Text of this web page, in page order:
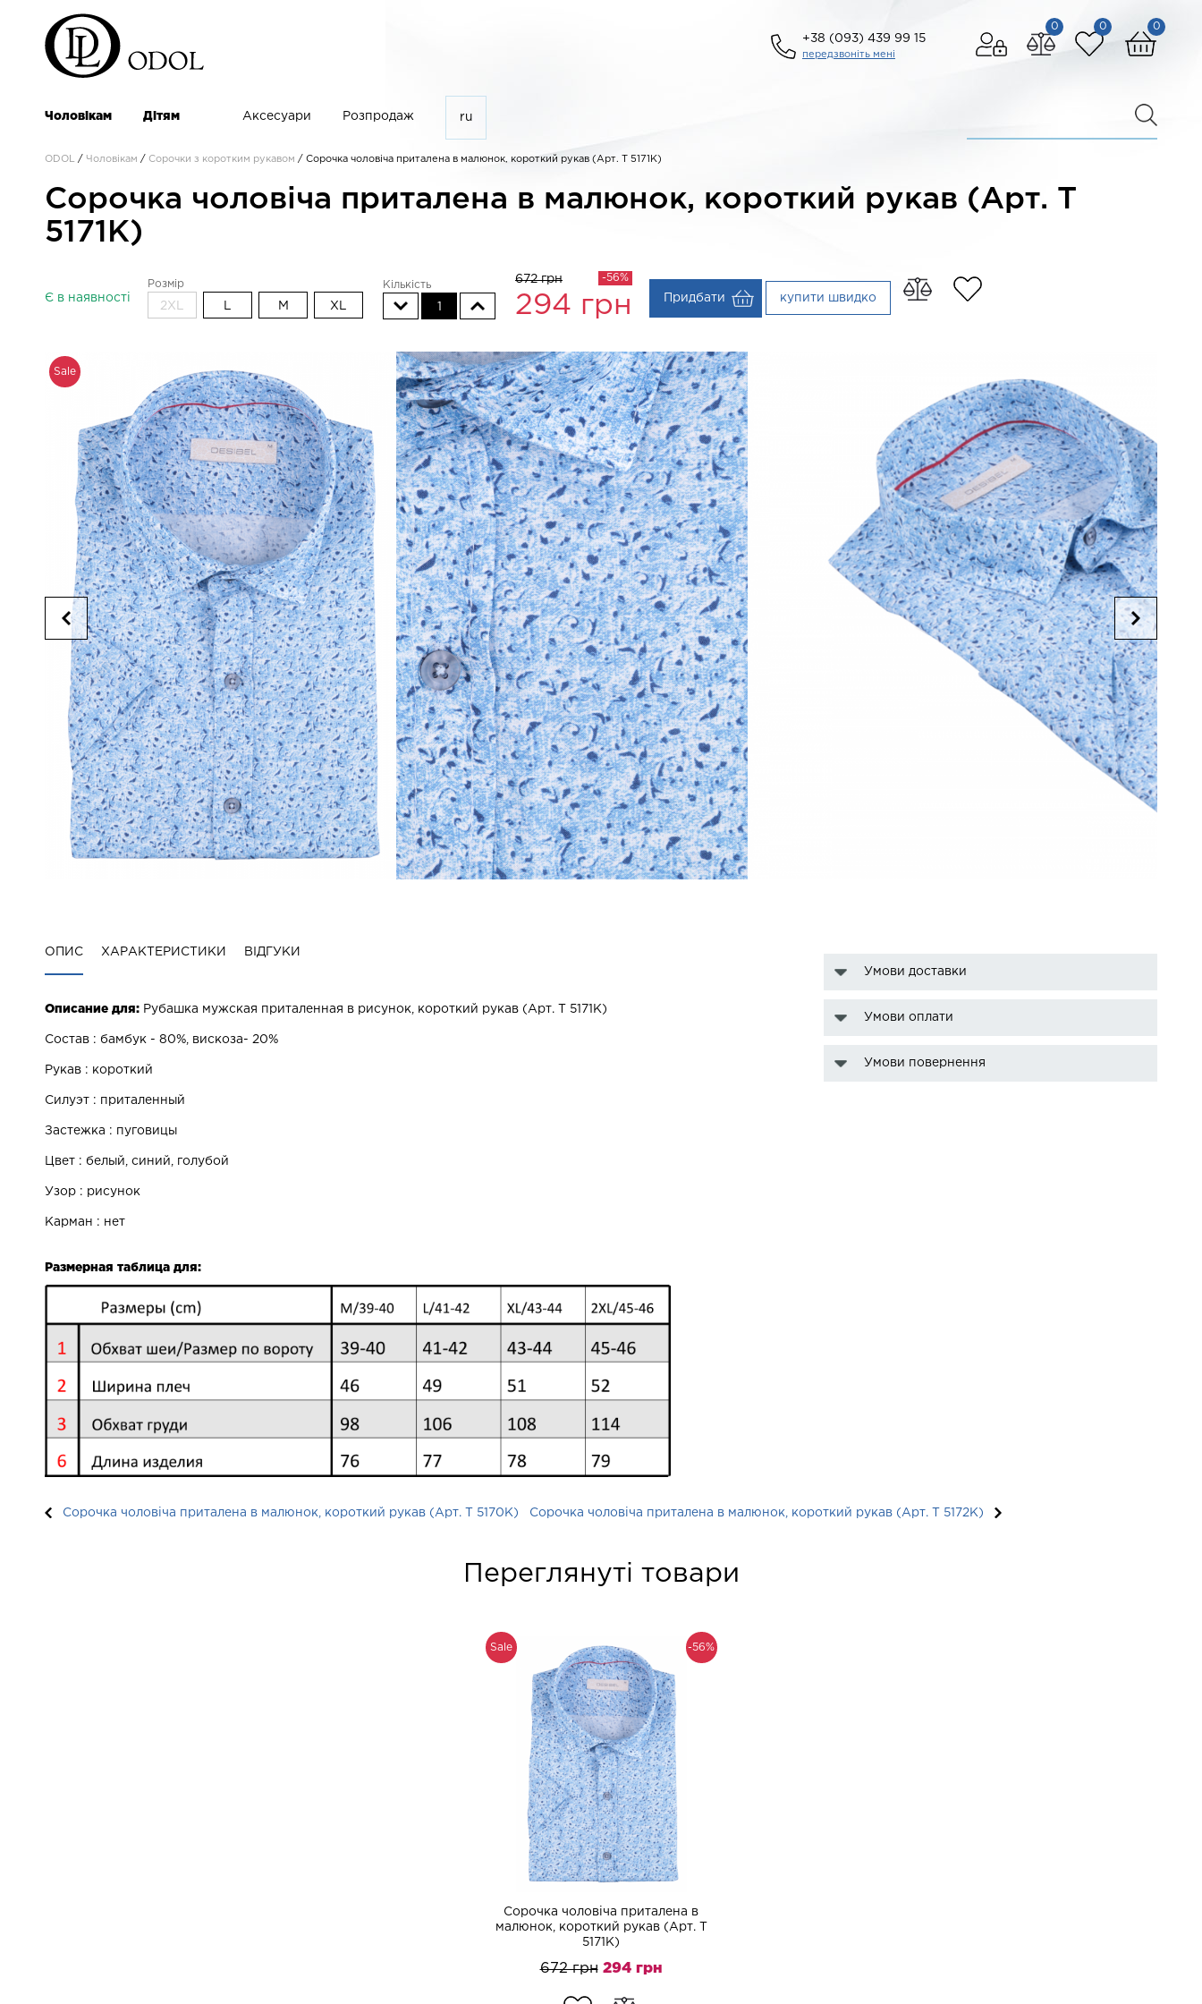
0
0
0
+38 (093) 439 99 15
передзвоніть мені
Чоловікам Дітям Аксесуари Розпродаж ru
ODOL / Чоловікам / Сорочки з коротким рукавом / Сорочка чоловіча приталена в малюнок, короткий рукав (Арт. T 5171K)
Сорочка чоловіча приталена в малюнок, короткий рукав (Арт. T
5171K)
Є в наявності
Розмір
2XL M XL
Кількість
1
672 грн
294 грн
-56%
Придбати купити швидко
Sale
ОПИС ХАРАКТЕРИСТИКИ ВІДГУКИ
Описание для: Рубашка мужская приталенная в рисунок, короткий рукав (Арт. T 5171K)
Состав : бамбук - 80%, вискоза- 20%
Рукав : короткий
Силуэт : приталенный
Застежка : пуговицы
Цвет : белый, синий, голубой
Узор : рисунок
Карман : нет
Размерная таблица для:
Умови доставки
Умови оплати
Умови повернення
Сорочка чоловіча приталена в малюнок, короткий рукав (Арт. T 5170K) Сорочка чоловіча приталена в малюнок, короткий рукав (Арт. T 5172K)
Переглянуті товари
-56%
Sale
Сорочка чоловіча приталена в
малюнок, короткий рукав (Арт. T
5171K)
672 грн 294 грн